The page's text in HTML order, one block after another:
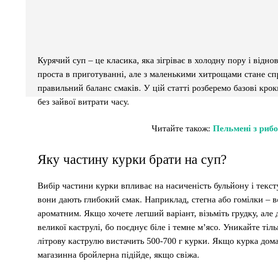
Курячий суп – це класика, яка зігріває в холодну пору і
проста в приготуванні, але з маленькими хитрощами стане
правильний баланс смаків. У цій статті розберемо базові
без зайвої витрати часу.
Читайте також: Пельмені з
Яку частину курки брати на суп?
Вибір частини курки впливає на насиченість бульйону і
вони дають глибокий смак. Наприклад, стегна або гомілки –
ароматним. Якщо хочете легший варіант, візьміть грудку, але
великої каструлі, бо поєднує біле і темне м’ясо. Уникайте
літрову каструлю вистачить 500-700 г курки. Якщо курка
магазинна бройлерна підійде, якщо свіжа.